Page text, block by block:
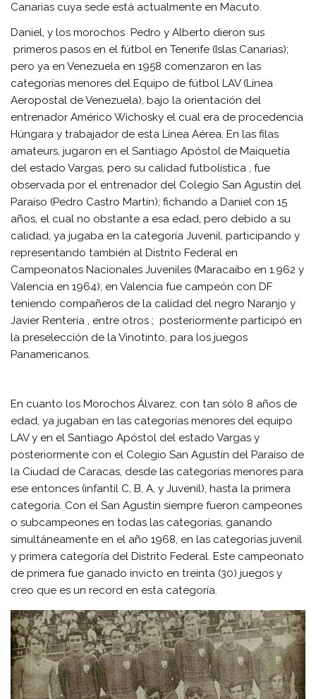
Canarias cuya sede está actualmente en Macuto.
Daniel, y los morochos Pedro y Alberto dieron sus
primeros pasos en el fútbol en Tenerife (Islas Canarias);
pero ya en Venezuela en 1958 comenzaron en las
categorías menores del Equipo de fútbol LAV (Línea
Aeropostal de Venezuela), bajo la orientación del
entrenador Américo Wichosky el cual era de procedencia
Húngara y trabajador de esta Línea Aérea. En las filas
amateurs, jugaron en el Santiago Apóstol de Maiquetía
del estado Vargas, pero su calidad futbolística , fue
observada por el entrenador del Colegio San Agustín del
Paraíso (Pedro Castro Martín); fichando a Daniel con 15
años, el cual no obstante a esa edad, pero debido a su
calidad, ya jugaba en la categoría Juvenil, participando y
representando también al Distrito Federal en
Campeonatos Nacionales Juveniles (Maracaibo en 1.962 y
Valencia en 1964); en Valencia fue campeón con DF
teniendo compañeros de la calidad del negro Naranjo y
Javier Rentería , entre otros ; posteriormente participó en
la preselección de la Vinotinto, para los juegos
Panamericanos.
En cuanto los Morochos Álvarez, con tan sólo 8 años de
edad, ya jugaban en las categorías menores del equipo
LAV y en el Santiago Apóstol del estado Vargas y
posteriormente con el Colegio San Agustín del Paraíso de
la Ciudad de Caracas, desde las categorías menores para
ese entonces (infantil C, B, A, y Juvenil), hasta la primera
categoría. Con el San Agustín siempre fueron campeones
o subcampeones en todas las categorías, ganando
simultáneamente en el año 1968, en las categorías juvenil
y primera categoría del Distrito Federal. Este campeonato
de primera fue ganado invicto en treinta (30) juegos y
creo que es un record en esta categoría.